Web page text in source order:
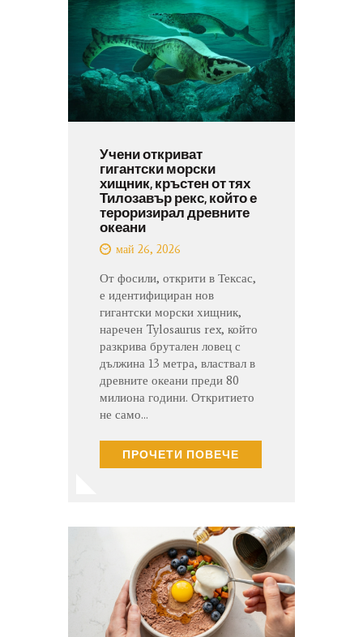
Учени откриват
гигантски морски
хищник, кръстен от тях
Тилозавър рекс, който е
тероризирал древните
океани
май 26, 2026
От фосили, открити в Тексас,
е идентифициран нов
гигантски морски хищник,
наречен Tylosaurus rex, който
разкрива брутален ловец с
дължина 13 метра, властвал в
древните океани преди 80
милиона години. Откритието
не само…
ПРОЧЕТИ ПОВЕЧЕ